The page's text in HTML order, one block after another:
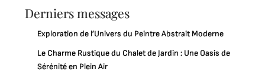
Derniers messages
Exploration de l’Univers du Peintre Abstrait Moderne
Le Charme Rustique du Chalet de Jardin : Une Oasis de
Sérénité en Plein Air